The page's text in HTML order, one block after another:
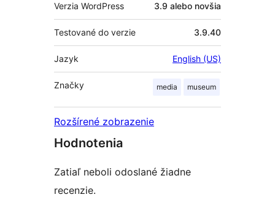
Verzia WordPress 3.9 alebo novšia
Testované do verzie 3.9.40
Jazyk English (US)
Značky media museum
Rozšírené zobrazenie
Hodnotenia
Zatiaľ neboli odoslané žiadne
recenzie.